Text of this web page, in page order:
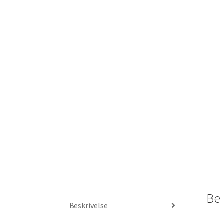
Beskrivelse